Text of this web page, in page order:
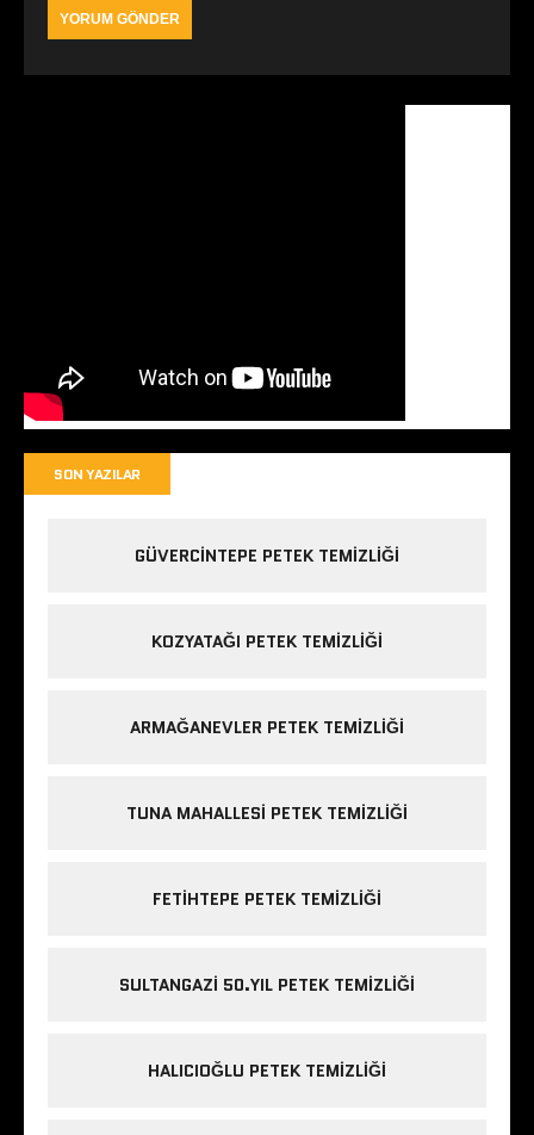
SON YAZILAR
GÜVERCINTEPE PETEK TEMIZLIĞI
KOZYATAĞI PETEK TEMIZLIĞI
ARMAĞANEVLER PETEK TEMIZLIĞI
TUNA MAHALLESI PETEK TEMIZLIĞI
FETIHTEPE PETEK TEMIZLIĞI
SULTANGAZI 50.YIL PETEK TEMIZLIĞI
HALICIOĞLU PETEK TEMIZLIĞI